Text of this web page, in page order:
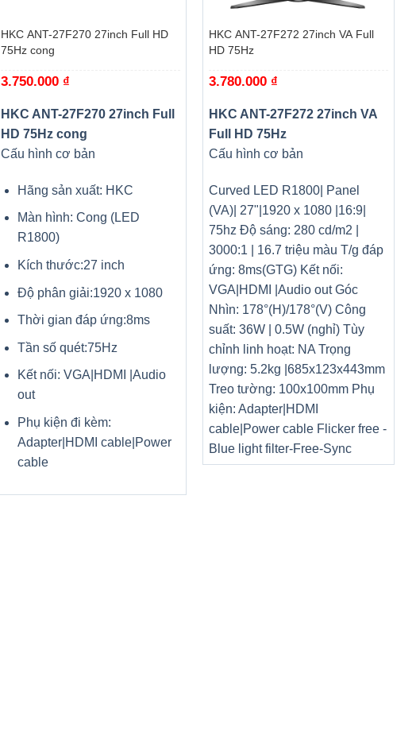
HKC ANT-27F270 27inch Full HD
75Hz cong
3.750.000 ₫
HKC ANT-27F270 27inch Full
HD 75Hz cong
Cấu hình cơ bản
Hãng sản xuất: HKC
Màn hình: Cong (LED
R1800)
Kích thước:27 inch
Độ phân giải:1920 x 1080
Thời gian đáp ứng:8ms
Tần số quét:75Hz
Kết nối: VGA|HDMI |Audio
out
Phụ kiện đi kèm:
Adapter|HDMI cable|Power
cable
HKC ANT-27F272 27inch VA Full
HD 75Hz
3.780.000 ₫
HKC ANT-27F272 27inch VA
Full HD 75Hz
Cấu hình cơ bản
Curved LED R1800| Panel
(VA)| 27"|1920 x 1080 |16:9|
75hz Độ sáng: 280 cd/m2 |
3000:1 | 16.7 triệu màu T/g đáp
ứng: 8ms(GTG) Kết nối:
VGA|HDMI |Audio out Góc
Nhìn: 178°(H)/178°(V) Công
suất: 36W | 0.5W (nghỉ) Tùy
chỉnh linh hoạt: NA Trọng
lượng: 5.2kg |685x123x443mm
Treo tường: 100x100mm Phụ
kiện: Adapter|HDMI
cable|Power cable Flicker free -
Blue light filter-Free-Sync